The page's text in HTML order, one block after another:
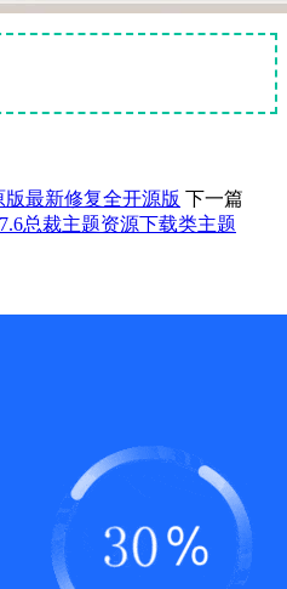
最新修复全开源版 下一篇
总裁主题资源下载类主题